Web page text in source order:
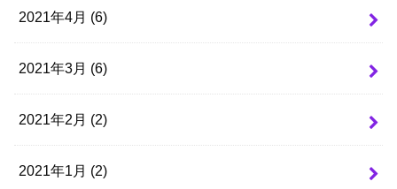
2021年4月 (6)
2021年3月 (6)
2021年2月 (2)
2021年1月 (2)